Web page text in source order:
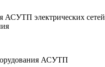
АСУТП электрических сетей
АСУТП